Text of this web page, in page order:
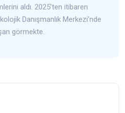
aldı. 2025’ten itibaren
Danışmanlık Merkezi’nde
görmekte.